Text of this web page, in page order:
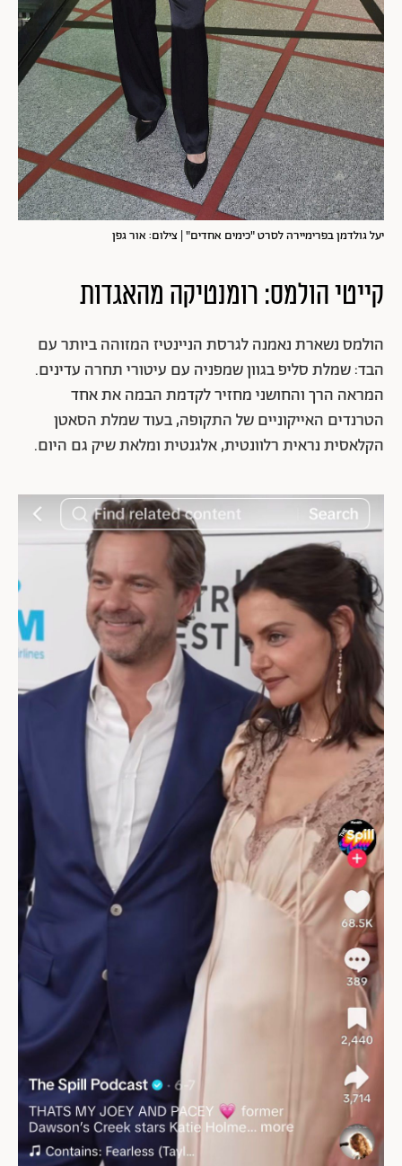
יעל גולדמן בפרימיירה לסרט "כימים אחדים" | צילום: אור גפן
קייטי הולמס: רומנטיקה מהאגדות
הולמס נשארת נאמנה לגרסת הניינטיז המזוהה ביותר עם
הבד: שמלת סליפ בגוון שמפניה עם עיטורי תחרה עדינים.
המראה הרך והחושני מחזיר לקדמת הבמה את אחד
הטרנדים האייקוניים של התקופה, בעוד שמלת הסאטן
הקלאסית נראית רלוונטית, אלגנטית ומלאת שיק גם היום.